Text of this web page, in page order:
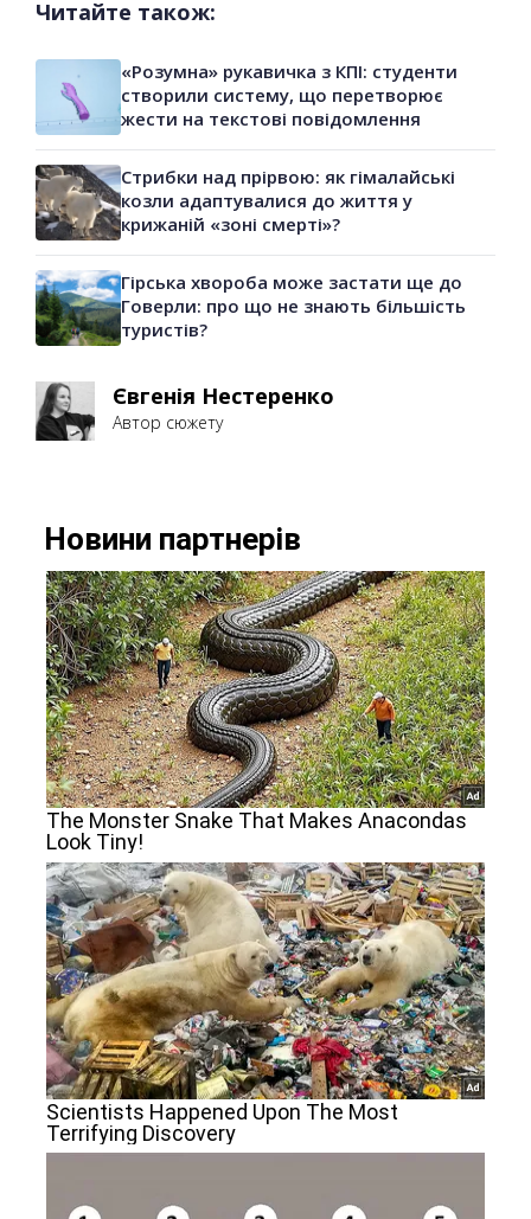
Читайте також:
«Розумна» рукавичка з КПІ: студенти
створили систему, що перетворює
жести на текстові повідомлення
Стрибки над прірвою: як гімалайські
козли адаптувалися до життя у
крижаній «зоні смерті»?
Гірська хвороба може застати ще до
Говерли: про що не знають більшість
туристів?
Євгенія Нестеренко
Автор сюжету